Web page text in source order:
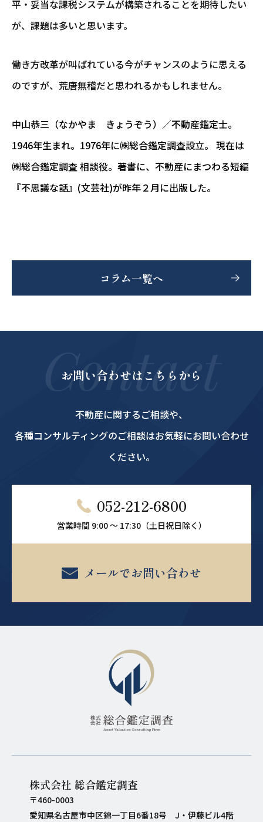
平・妥当な課税システムが構築されることを期待したい
が、課題は多いと思います。
働き方改革が叫ばれている今がチャンスのように思える
のですが、荒唐無稽だと思われるかもしれません。
中山恭三（なかやま きょうぞう）／不動産鑑定士。
1946年生まれ。1976年に㈱総合鑑定調査設立。 現在は
㈱総合鑑定調査 相談役。著書に、不動産にまつわる短編
『不思議な話』(文芸社)が昨年２月に出版した。
コラム一覧へ
Contact
お問い合わせはこちらから
不動産に関するご相談や、
各種コンサルティングのご相談はお気軽にお問い合わせ
ください。
052-212-6800
営業時間 9:00 ～ 17:30（土日祝日除く）
メールでお問い合わせ
株式会社 総合鑑定調査
〒460-0003
愛知県名古屋市中区錦一丁目6番18号 J・伊藤ビル4階